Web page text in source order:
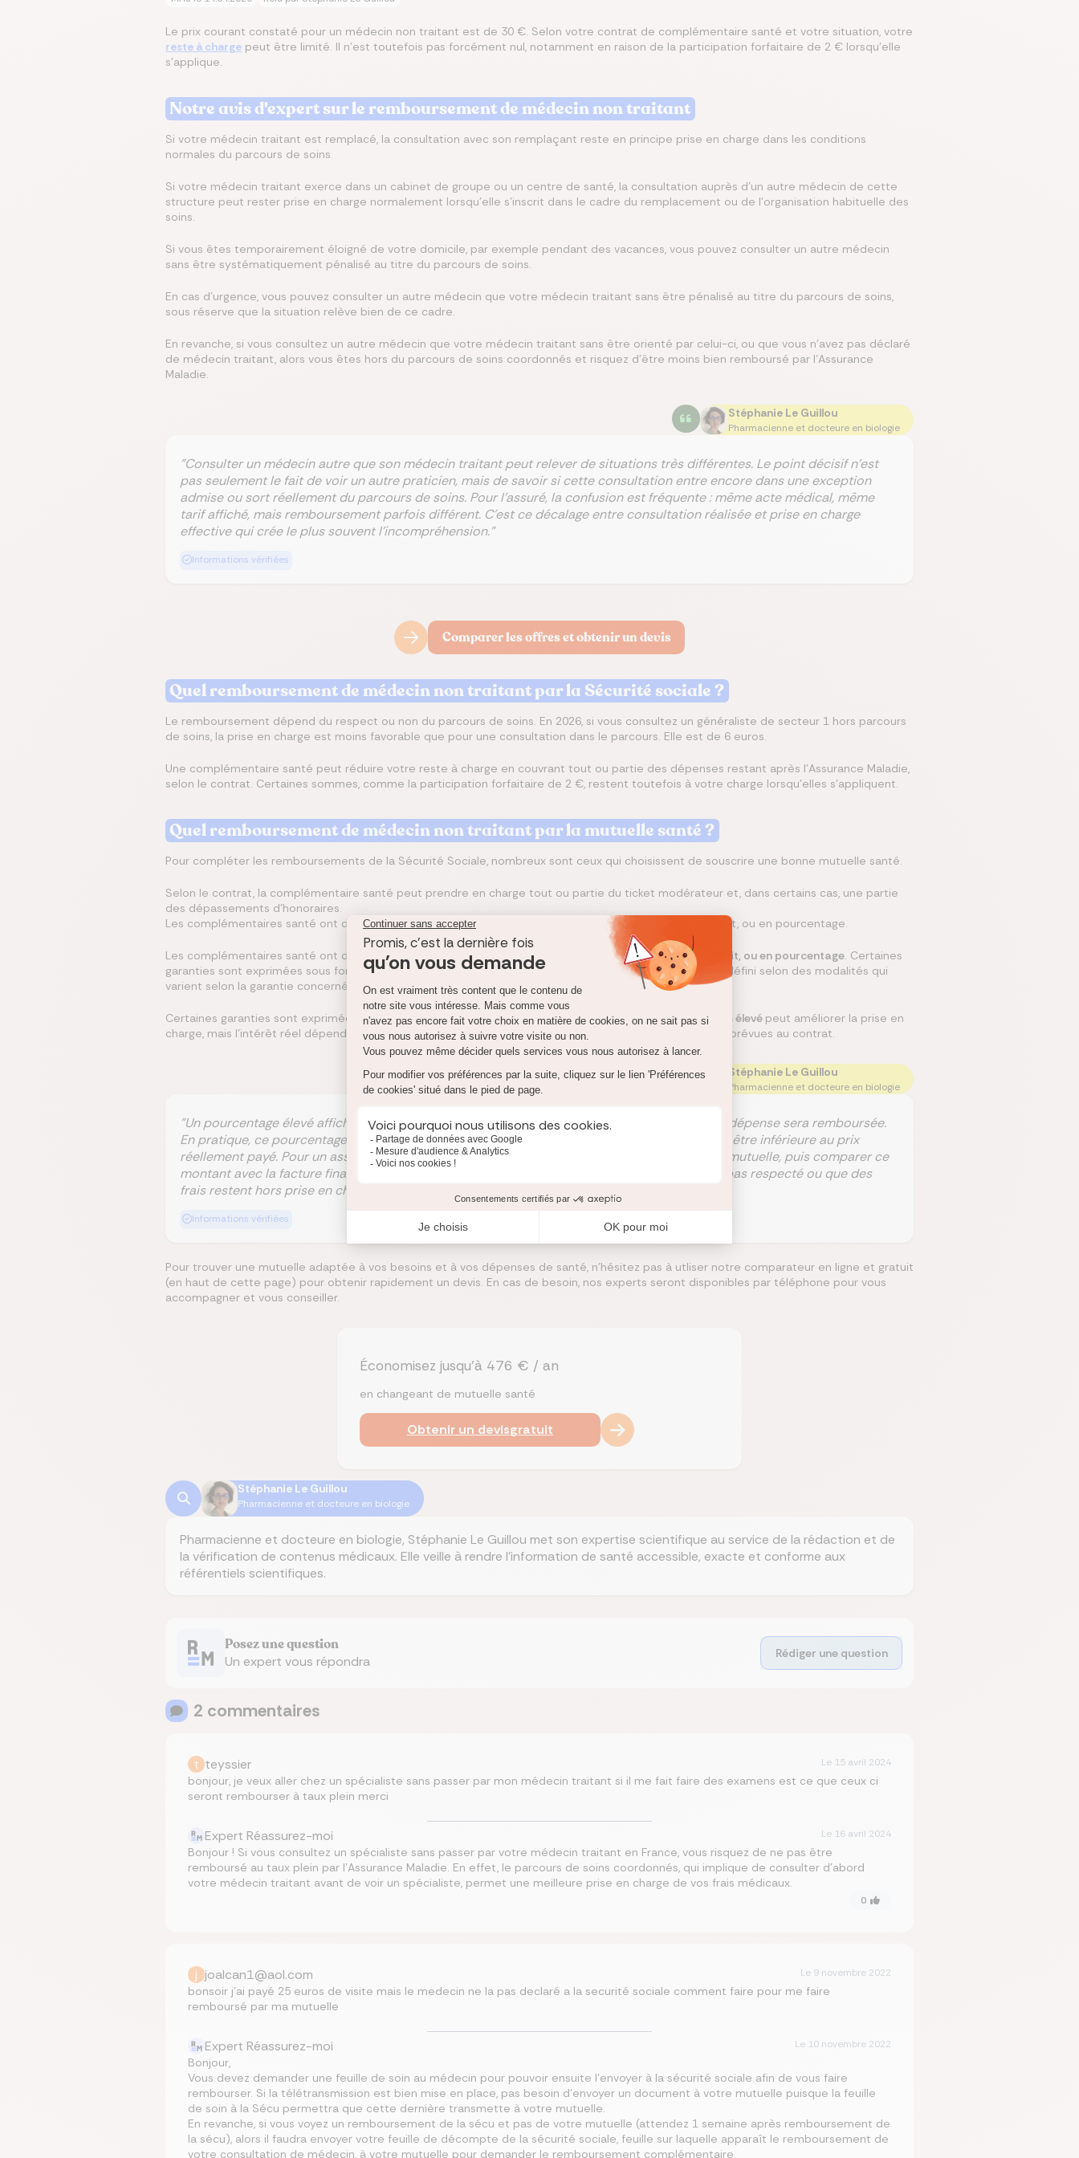
Le prix courant constaté pour un médecin non traitant est de 30 €. Selon votre contrat de complémentaire santé et votre situation, votre
reste à charge peut être limité. Il n’est toutefois pas forcément nul, notamment en raison de la participation forfaitaire de 2 € lorsqu’elle
s’applique.
Notre avis d'expert sur le remboursement de médecin non traitant
Si votre médecin traitant est remplacé, la consultation avec son remplaçant reste en principe prise en charge dans les conditions
normales du parcours de soins.
Si votre médecin traitant exerce dans un cabinet de groupe ou un centre de santé, la consultation auprès d’un autre médecin de cette
structure peut rester prise en charge normalement lorsqu’elle s’inscrit dans le cadre du remplacement ou de l’organisation habituelle des
soins.
Si vous êtes temporairement éloigné de votre domicile, par exemple pendant des vacances, vous pouvez consulter un autre médecin
sans être systématiquement pénalisé au titre du parcours de soins.
En cas d’urgence, vous pouvez consulter un autre médecin que votre médecin traitant sans être pénalisé au titre du parcours de soins,
sous réserve que la situation relève bien de ce cadre.
En revanche, si vous consultez un autre médecin que votre médecin traitant sans être orienté par celui-ci, ou que vous n’avez pas déclaré
de médecin traitant, alors vous êtes hors du parcours de soins coordonnés et risquez d’être moins bien remboursé par l’Assurance
Maladie.
Stéphanie Le Guillou
Pharmacienne et docteure en biologie
"Consulter un médecin autre que son médecin traitant peut relever de situations très différentes. Le point décisif n’est
pas seulement le fait de voir un autre praticien, mais de savoir si cette consultation entre encore dans une exception
admise ou sort réellement du parcours de soins. Pour l’assuré, la confusion est fréquente : même acte médical, même
tarif affiché, mais remboursement parfois différent. C’est ce décalage entre consultation réalisée et prise en charge
effective qui crée le plus souvent l’incompréhension."
Informations vérifiées
Comparer les offres et obtenir un devis
Quel remboursement de médecin non traitant par la Sécurité sociale ?
Le remboursement dépend du respect ou non du parcours de soins. En 2026, si vous consultez un généraliste de secteur 1 hors parcours
de soins, la prise en charge est moins favorable que pour une consultation dans le parcours. Elle est de 6 euros.
Une complémentaire santé peut réduire votre reste à charge en couvrant tout ou partie des dépenses restant après l’Assurance Maladie,
selon le contrat. Certaines sommes, comme la participation forfaitaire de 2 €, restent toutefois à votre charge lorsqu’elles s’appliquent.
Quel remboursement de médecin non traitant par la mutuelle santé ?
Pour compléter les remboursements de la Sécurité Sociale, nombreux sont ceux qui choisissent de souscrire une bonne mutuelle santé.
Selon le contrat, la complémentaire santé peut prendre en charge tout ou partie du ticket modérateur et, dans certains cas, une partie
des dépassements d’honoraires.
Les complémentaires santé ont deux moyens d’exprimer le montant de votre remboursement : en forfait, ou en pourcentage.
Les complémentaires santé ont deux moyens d’exprimer le montant de votre remboursement :en forfait, ou en pourcentage. Certaines
garanties sont exprimées sous forme de forfait. Le contrat prévoit alors un montant de prise en charge défini selon des modalités qui
varient selon la garantie concernée.
Certaines garanties sont exprimées en pourcentage de la base de remboursement. Unpourcentage plus élevé peut améliorer la prise en
charge, mais l’intérêt réel dépend aussi du type de soins, des dépassements d’honoraires et des limites prévues au contrat.
Stéphanie Le Guillou
Pharmacienne et docteure en biologie
"Un pourcentage élevé affiché dans un contrat ne signifie pas automatiquement que toute la dépense sera remboursée.
En pratique, ce pourcentage s’applique à une base de remboursement de référence, qui peut être inférieure au prix
réellement payé. Pour un assuré, la difficulté est donc double : comprendre ce que couvre la mutuelle, puis comparer ce
montant avec la facture finale. C’est particulièrement vrai lorsque le parcours de soins n’est pas respecté ou que des
frais restent hors prise en charge."
Informations vérifiées
Pour trouver une mutuelle adaptée à vos besoins et à vos dépenses de santé, n'hésitez pas à utliser notre comparateur en ligne et gratuit
(en haut de cette page) pour obtenir rapidement un devis. En cas de besoin, nos experts seront disponibles par téléphone pour vous
accompagner et vous conseiller.
Économisez jusqu’à 476 € / an
en changeant de mutuelle santé
Obtenir un devisgratuit
Stéphanie Le Guillou
Pharmacienne et docteure en biologie
Pharmacienne et docteure en biologie, Stéphanie Le Guillou met son expertise scientifique au service de la rédaction et de
la vérification de contenus médicaux. Elle veille à rendre l’information de santé accessible, exacte et conforme aux
référentiels scientifiques.
Posez une question
Un expert vous répondra
Rédiger une question
2 commentaires
t teyssier Le 15 avril 2024
bonjour, je veux aller chez un spécialiste sans passer par mon médecin traitant si il me fait faire des examens est ce que ceux ci
seront rembourser à taux plein merci
Expert Réassurez-moi Le 16 avril 2024
Bonjour ! Si vous consultez un spécialiste sans passer par votre médecin traitant en France, vous risquez de ne pas être
remboursé au taux plein par l’Assurance Maladie. En effet, le parcours de soins coordonnés, qui implique de consulter d’abord
votre médecin traitant avant de voir un spécialiste, permet une meilleure prise en charge de vos frais médicaux.
0
j joalcan1@aol.com Le 9 novembre 2022
bonsoir j’ai payé 25 euros de visite mais le medecin ne la pas declaré a la securité sociale comment faire pour me faire
remboursé par ma mutuelle
Expert Réassurez-moi Le 10 novembre 2022
Bonjour,
Vous devez demander une feuille de soin au médecin pour pouvoir ensuite l’envoyer à la sécurité sociale afin de vous faire
rembourser. Si la télétransmission est bien mise en place, pas besoin d’envoyer un document à votre mutuelle puisque la feuille
de soin à la Sécu permettra que cette dernière transmette à votre mutuelle.
En revanche, si vous voyez un remboursement de la sécu et pas de votre mutuelle (attendez 1 semaine après remboursement de
la sécu), alors il faudra envoyer votre feuille de décompte de la sécurité sociale, feuille sur laquelle apparaît le remboursement de
votre consultation de médecin, à votre mutuelle pour demander le remboursement complémentaire.